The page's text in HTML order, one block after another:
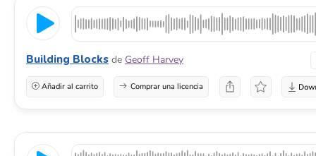
Building Blocks de Geoff Harvey
Añadir al carrito Comprar una licencia